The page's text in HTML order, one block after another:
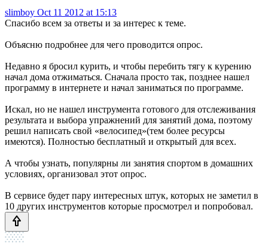
slimboy Oct 11 2012 at 15:13
Спасибо всем за ответы и за интерес к теме.
Объясню подробнее для чего проводится опрос.
Недавно я бросил курить, и чтобы перебить тягу к курению
начал дома отжиматься. Сначала просто так, позднее нашел
программу в интернете и начал заниматься по программе.
Искал, но не нашел инструмента готового для отслеживания
результата и выбора упражнений для занятий дома, поэтому
решил написать свой «велосипед»(тем более ресурсы
имеются). Полностью бесплатный и открытый для всех.
А чтобы узнать, популярны ли занятия спортом в домашних
условиях, организовал этот опрос.
В сервисе будет пару интересных штук, которых не заметил в
10 других инструментов которые просмотрел и попробовал.